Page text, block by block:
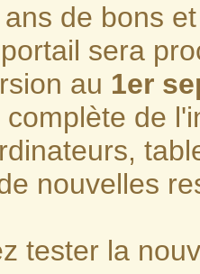
de bons
sera
au 1er
de
nouvelles
tester la